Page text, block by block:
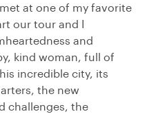
at one of my favorite
our tour and I
and
kind woman, full of
incredible city, its
the new
challenges, the